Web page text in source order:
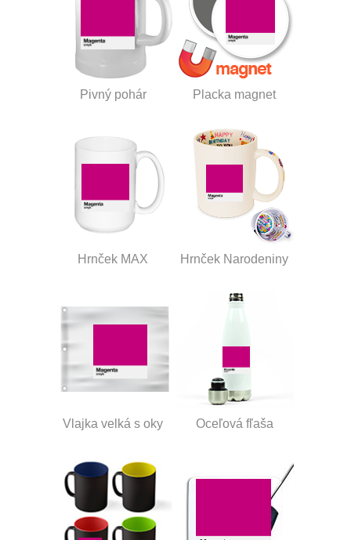
Pivný pohár Placka magnet
Hrnček MAX Hrnček Narodeniny
Vlajka velká s oky Oceľová fľaša